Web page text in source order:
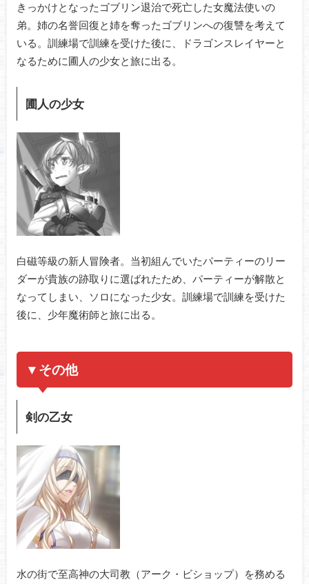
きっかけとなったゴブリン退治で死亡した女魔法使いの
弟。姉の名誉回復と姉を奪ったゴブリンへの復讐を考えて
いる。訓練場で訓練を受けた後に、ドラゴンスレイヤーと
なるために圃人の少女と旅に出る。
圃人の少女
白磁等級の新人冒険者。当初組んでいたパーティーのリー
ダーが貴族の跡取りに選ばれたため、パーティーが解散と
なってしまい、ソロになった少女。訓練場で訓練を受けた
後に、少年魔術師と旅に出る。
▼その他
剣の乙女
水の街で至高神の大司教（アーク・ビショップ）を務める